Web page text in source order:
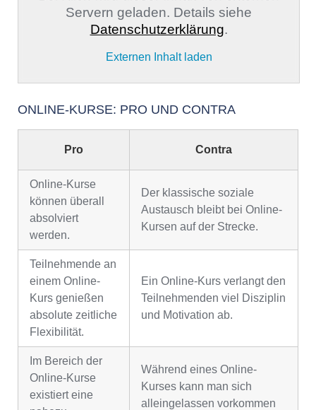
Servern geladen. Details siehe
Datenschutzerklärung.
Externen Inhalt laden
ONLINE-KURSE: PRO UND CONTRA
Pro Contra
Online-Kurse
können überall
absolviert
werden.
Der klassische soziale
Austausch bleibt bei Online-
Kursen auf der Strecke.
Teilnehmende an
einem Online-
Kurs genießen
absolute zeitliche
Flexibilität.
Ein Online-Kurs verlangt den
Teilnehmenden viel Disziplin
und Motivation ab.
Im Bereich der
Online-Kurse
existiert eine
Während eines Online-
Kurses kann man sich
alleingelassen vorkommen